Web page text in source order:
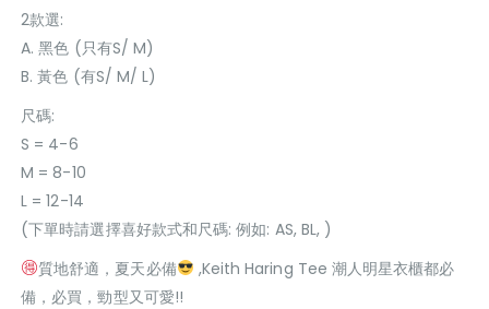
2款選:
A. 黑色 (只有S/ M)
B. 黃色 (有S/ M/ L)
尺碼:
S = 4-6
M = 8-10
L = 12-14
(下單時請選擇喜好款式和尺碼: 例如: AS, BL, )
質地舒適，夏天必備
,Keith Haring Tee 潮人明星衣櫃都必
備，必買，勁型又可愛!!